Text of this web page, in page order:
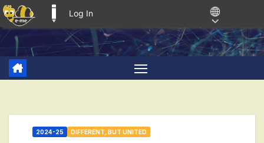
Log In
Skip
content
2024-25 DIFFERENT, BUT UNITED